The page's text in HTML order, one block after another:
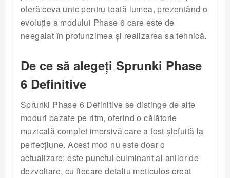
oferă ceva unic pentru toată lumea, prezentând o
evoluție a modului Phase 6 care este de
neegalat în profunzimea și realizarea sa tehnică.
De ce să alegeți Sprunki Phase
6 Definitive
Sprunki Phase 6 Definitive se distinge de alte
moduri bazate pe ritm, oferind o călătorie
muzicală complet imersivă care a fost șlefuită la
perfecțiune. Acest mod nu este doar o
actualizare; este punctul culminant al anilor de
dezvoltare, cu fiecare detaliu meticulos creat